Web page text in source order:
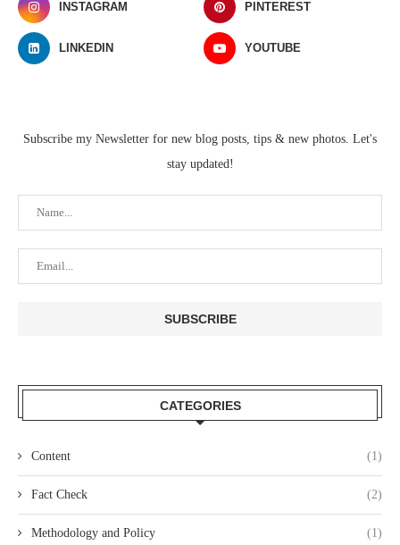
INSTAGRAM PINTEREST
LINKEDIN YOUTUBE
Subscribe my Newsletter for new blog posts, tips & new photos. Let's
stay updated!
CATEGORIES
Content (1)
Fact Check (2)
Methodology and Policy (1)